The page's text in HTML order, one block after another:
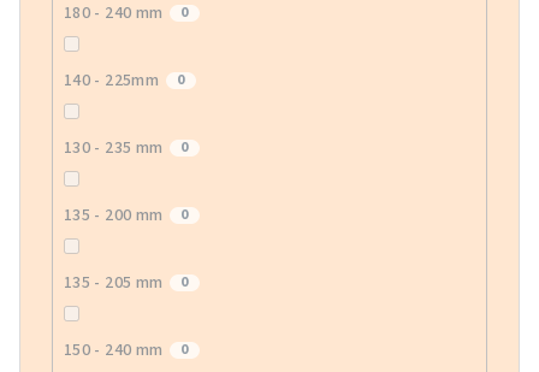
180 - 240 mm 0
140 - 225mm 0
130 - 235 mm 0
135 - 200 mm 0
135 - 205 mm 0
150 - 240 mm 0